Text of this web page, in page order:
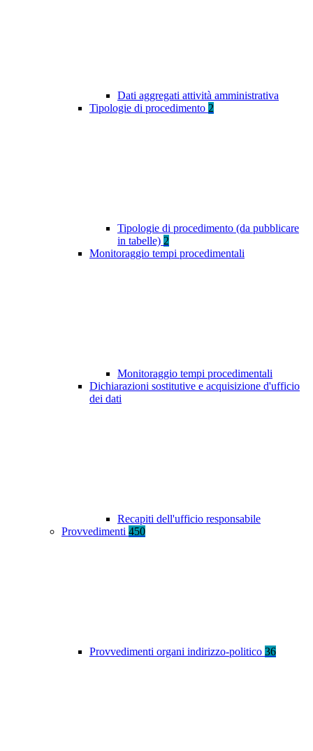
Dati aggregati attività amministrativa
Tipologie di procedimento 2
Tipologie di procedimento (da pubblicare
in tabelle) 2
Monitoraggio tempi procedimentali
Monitoraggio tempi procedimentali
Dichiarazioni sostitutive e acquisizione d'ufficio
dei dati
Recapiti dell'ufficio responsabile
Provvedimenti 450
Provvedimenti organi indirizzo-politico 36